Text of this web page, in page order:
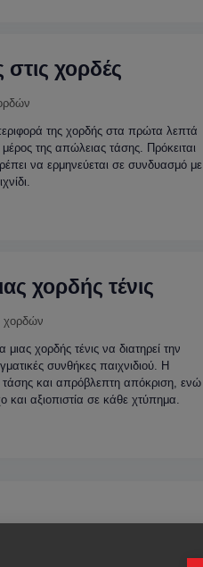
στις χορδές
της χορδής στα πρώτα λεπτά
της απώλειας τάσης. Πρόκειται
να ερμηνεύεται σε συνδυασμό με
χορδής τένις
χορδών
χορδής τένις να διατηρεί την
συνθήκες παιχνιδιού. Η
και απρόβλεπτη απόκριση, ενώ
και αξιοπιστία σε κάθε χτύπημα.